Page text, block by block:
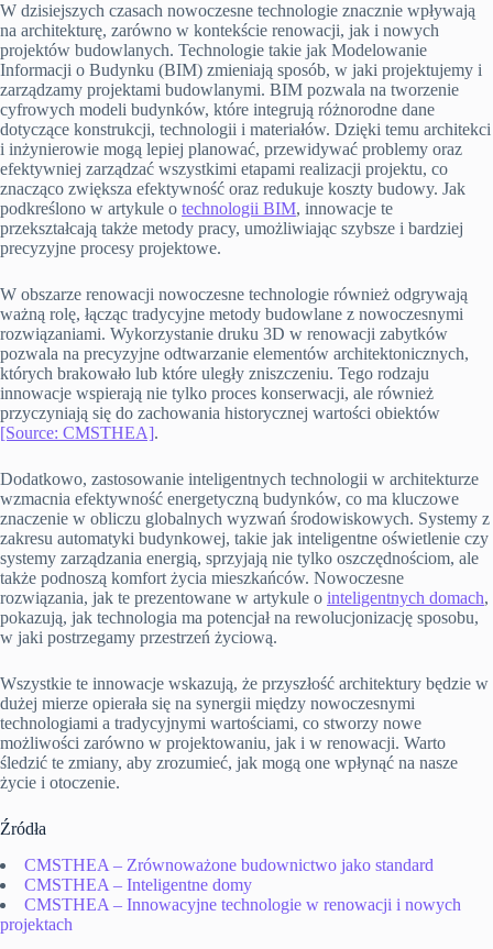
W dzisiejszych czasach nowoczesne technologie znacznie wpływają
na architekturę, zarówno w kontekście renowacji, jak i nowych
projektów budowlanych. Technologie takie jak Modelowanie
Informacji o Budynku (BIM) zmieniają sposób, w jaki projektujemy i
zarządzamy projektami budowlanymi. BIM pozwala na tworzenie
cyfrowych modeli budynków, które integrują różnorodne dane
dotyczące konstrukcji, technologii i materiałów. Dzięki temu architekci
i inżynierowie mogą lepiej planować, przewidywać problemy oraz
efektywniej zarządzać wszystkimi etapami realizacji projektu, co
znacząco zwiększa efektywność oraz redukuje koszty budowy. Jak
podkreślono w artykule o technologii BIM, innowacje te
przekształcają także metody pracy, umożliwiając szybsze i bardziej
precyzyjne procesy projektowe.
W obszarze renowacji nowoczesne technologie również odgrywają
ważną rolę, łącząc tradycyjne metody budowlane z nowoczesnymi
rozwiązaniami. Wykorzystanie druku 3D w renowacji zabytków
pozwala na precyzyjne odtwarzanie elementów architektonicznych,
których brakowało lub które uległy zniszczeniu. Tego rodzaju
innowacje wspierają nie tylko proces konserwacji, ale również
przyczyniają się do zachowania historycznej wartości obiektów
[Source: CMSTHEA].
Dodatkowo, zastosowanie inteligentnych technologii w architekturze
wzmacnia efektywność energetyczną budynków, co ma kluczowe
znaczenie w obliczu globalnych wyzwań środowiskowych. Systemy z
zakresu automatyki budynkowej, takie jak inteligentne oświetlenie czy
systemy zarządzania energią, sprzyjają nie tylko oszczędnościom, ale
także podnoszą komfort życia mieszkańców. Nowoczesne
rozwiązania, jak te prezentowane w artykule o inteligentnych domach,
pokazują, jak technologia ma potencjał na rewolucjonizację sposobu,
w jaki postrzegamy przestrzeń życiową.
Wszystkie te innowacje wskazują, że przyszłość architektury będzie w
dużej mierze opierała się na synergii między nowoczesnymi
technologiami a tradycyjnymi wartościami, co stworzy nowe
możliwości zarówno w projektowaniu, jak i w renowacji. Warto
śledzić te zmiany, aby zrozumieć, jak mogą one wpłynąć na nasze
życie i otoczenie.
Źródła
CMSTHEA – Zrównoważone budownictwo jako standard
CMSTHEA – Inteligentne domy
CMSTHEA – Innowacyjne technologie w renowacji i nowych
projektach